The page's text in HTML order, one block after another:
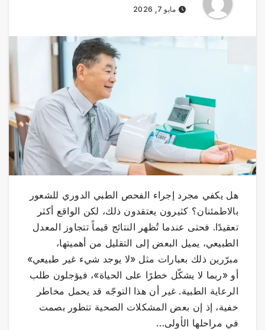
مايو 7, 2026
هل يكفي مجرد إجراء الفحص الطبي الدوري للشعور
بالاطمئنان؟ كثيرون يعتقدون ذلك، لكن الواقع أكثر
تعقيدًا. فحتى عندما تُظهر النتائج قيماً تتجاوز المعدل
الطبيعي، يميل البعض إلى التقليل من أهميتها،
مبرّرين ذلك بعبارات مثل «لا يوجد شيء غير طبيعي»
أو «ربما لا يشكّل خطرًا على الحياة»، فيؤجلون طلب
الرعاية الطبية. غير أن هذا التوجّه قد يحمل مخاطر
خفية، إذ إن بعض المشكلات الصحية تتطور بصمت
في مراحلها الأولى…